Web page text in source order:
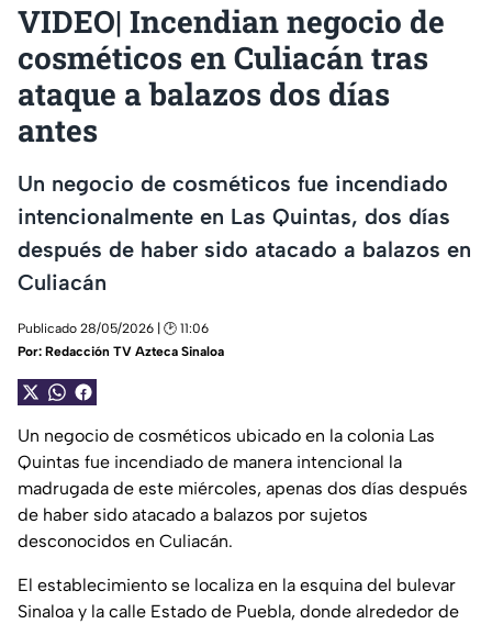
VIDEO| Incendian negocio de
cosméticos en Culiacán tras
ataque a balazos dos días
antes
Un negocio de cosméticos fue incendiado
intencionalmente en Las Quintas, dos días
después de haber sido atacado a balazos en
Culiacán
Publicado 28/05/2026 | 🕑 11:06
Por: Redacción TV Azteca Sinaloa
Un negocio de cosméticos ubicado en la colonia Las
Quintas fue incendiado de manera intencional la
madrugada de este miércoles, apenas dos días después
de haber sido atacado a balazos por sujetos
desconocidos en Culiacán.
El establecimiento se localiza en la esquina del bulevar
Sinaloa y la calle Estado de Puebla, donde alrededor de